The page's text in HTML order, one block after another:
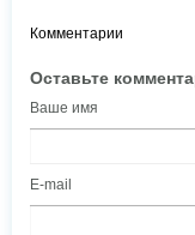
Комментарии
Оставьте
Ваше имя
E-mail